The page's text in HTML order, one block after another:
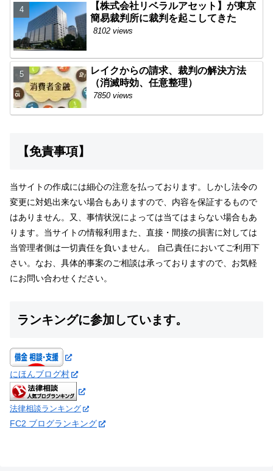
【株式会社リベラルアセット】が東京
簡易裁判所に裁判を起こしてきた
8102 views
レイクからの請求、裁判の解決方法
（消滅時効、任意整理）
7850 views
【免責事項】
当サイトの作成には細心の注意を払っております。しかし法令の
変更に対処出来ない場合もありますので、内容を保証するもので
はありません。又、事情状況によっては当てはまらない場合もあ
ります。当サイトの情報利用また、直接・間接の損害に対しては
当管理者側は一切責任を負いません。 自己責任においてご利用下
さい。なお、具体的事案のご相談は承っておりますので、お気軽
にお問い合わせください。
ランキングに参加しています。
にほんブログ村
法律相談ランキング
FC2 ブログランキング